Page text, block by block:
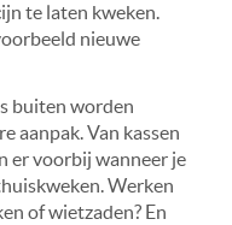
te laten kweken.
nieuwe
buiten worden
aanpak. Van kassen
er voorbij wanneer je
Werken
of wietzaden? En